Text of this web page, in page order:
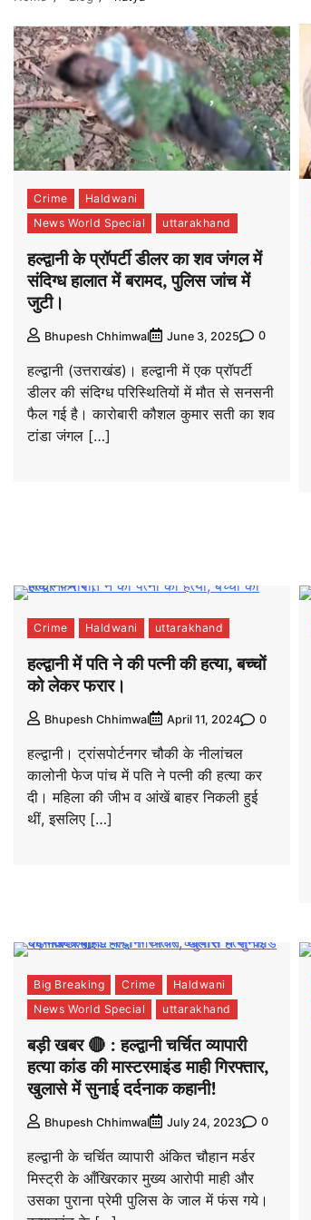
Crime
Haldwani
News World Special
uttarakhand
हल्द्वानी के प्रॉपर्टी डीलर का शव जंगल में
संदिग्ध हालात में बरामद, पुलिस जांच में
जुटी।
Bhupesh Chhimwal June 3, 2025 0
हल्द्वानी (उत्तराखंड)। हल्द्वानी में एक प्रॉपर्टी
डीलर की संदिग्ध परिस्थितियों में मौत से सनसनी
फैल गई है। कारोबारी कौशल कुमार सती का शव
टांडा जंगल […]
Crime Haldwani uttarakhand
हल्द्वानी में पति ने की पत्नी की हत्या, बच्चों
को लेकर फरार।
Bhupesh Chhimwal April 11, 2024 0
हल्द्वानी। ट्रांसपोर्टनगर चौकी के नीलांचल
कालोनी फेज पांच में पति ने पत्नी की हत्या कर
दी। महिला की जीभ व आंखें बाहर निकली हुई
थीं, इसलिए […]
Big Breaking Crime
Haldwani
News World Special
uttarakhand
बड़ी खबर 🔴 : हल्द्वानी चर्चित व्यापारी
हत्या कांड की मास्टरमाइंड माही गिरफ्तार,
खुलासे में सुनाई दर्दनाक कहानी!
Bhupesh Chhimwal July 24, 2023 0
हल्द्वानी के चर्चित व्यापारी अंकित चौहान मर्डर
मिस्ट्री के आँखिरकार मुख्य आरोपी माही और
उसका पुराना प्रेमी पुलिस के जाल में फंस गये।